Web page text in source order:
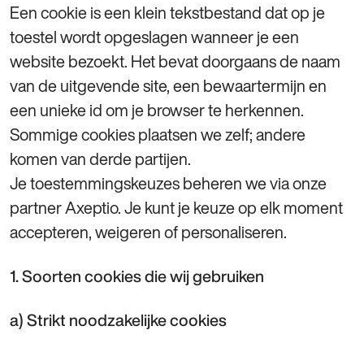
Een cookie is een klein tekstbestand dat op je
toestel wordt opgeslagen wanneer je een
website bezoekt. Het bevat doorgaans de naam
van de uitgevende site, een bewaartermijn en
een unieke id om je browser te herkennen.
Sommige cookies plaatsen we zelf; andere
komen van derde partijen.
Je toestemmingskeuzes beheren we via onze
partner Axeptio. Je kunt je keuze op elk moment
accepteren, weigeren of personaliseren.
1. Soorten cookies die wij gebruiken
a) Strikt noodzakelijke cookies